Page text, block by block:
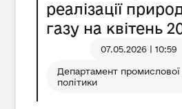
реалізації
газу на квітень
07.05.2026 | 10:59
Департамент промислової
політики